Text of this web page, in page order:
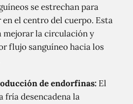
se estrechan para
el centro del cuerpo. Esta
mejorar la circulación y
flujo sanguíneo hacia los
de endorfinas: El
fría desencadena la